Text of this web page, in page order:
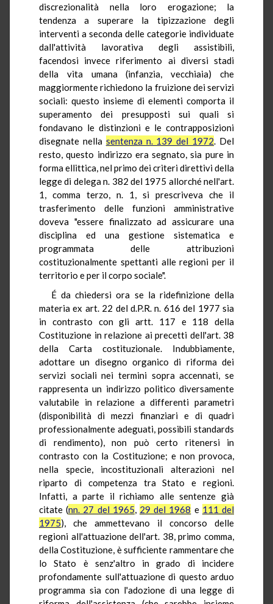
discrezionalità nella loro erogazione; la
tendenza a superare la tipizzazione degli
interventi a seconda delle categorie individuate
dall'attività lavorativa degli assistibili,
facendosi invece riferimento ai diversi stadi
della vita umana (infanzia, vecchiaia) che
maggiormente richiedono la fruizione dei servizi
sociali: questo insieme di elementi comporta il
superamento dei presupposti sui quali si
fondavano le distinzioni e le contrapposizioni
disegnate nella sentenza n. 139 del 1972. Del
resto, questo indirizzo era segnato, sia pure in
forma ellittica, nel primo dei criteri direttivi della
legge di delega n. 382 del 1975 allorché nell'art.
1, comma terzo, n. 1, si prescriveva che il
trasferimento delle funzioni amministrative
doveva "essere finalizzato ad assicurare una
disciplina ed una gestione sistematica e
programmata delle attribuzioni
costituzionalmente spettanti alle regioni per il
territorio e per il corpo sociale".
É da chiedersi ora se la ridefinizione della
materia ex art. 22 del d.P.R. n. 616 del 1977 sia
in contrasto con gli artt. 117 e 118 della
Costituzione in relazione ai precetti dell'art. 38
della Carta costituzionale. Indubbiamente,
adottare un disegno organico di riforma dei
servizi sociali nei termini sopra accennati, se
rappresenta un indirizzo politico diversamente
valutabile in relazione a differenti parametri
(disponibilità di mezzi finanziari e di quadri
professionalmente adeguati, possibili standards
di rendimento), non può certo ritenersi in
contrasto con la Costituzione; e non provoca,
nella specie, incostituzionali alterazionì nel
riparto di competenza tra Stato e regioni.
Infatti, a parte il richiamo alle sentenze già
citate (nn. 27 del 1965, 29 del 1968 e 111 del
1975), che ammettevano il concorso delle
regioni all'attuazione dell'art. 38, primo comma,
della Costituzione, è sufficiente rammentare che
lo Stato è senz'altro in grado di incidere
profondamente sull'attuazione di questo arduo
programma sia con l'adozione di una legge di